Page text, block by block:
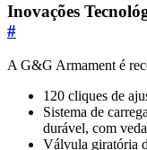
Inovações
#
A G&G Armament é
120 cliques de
Sistema de
durável, com
Válvula giratória